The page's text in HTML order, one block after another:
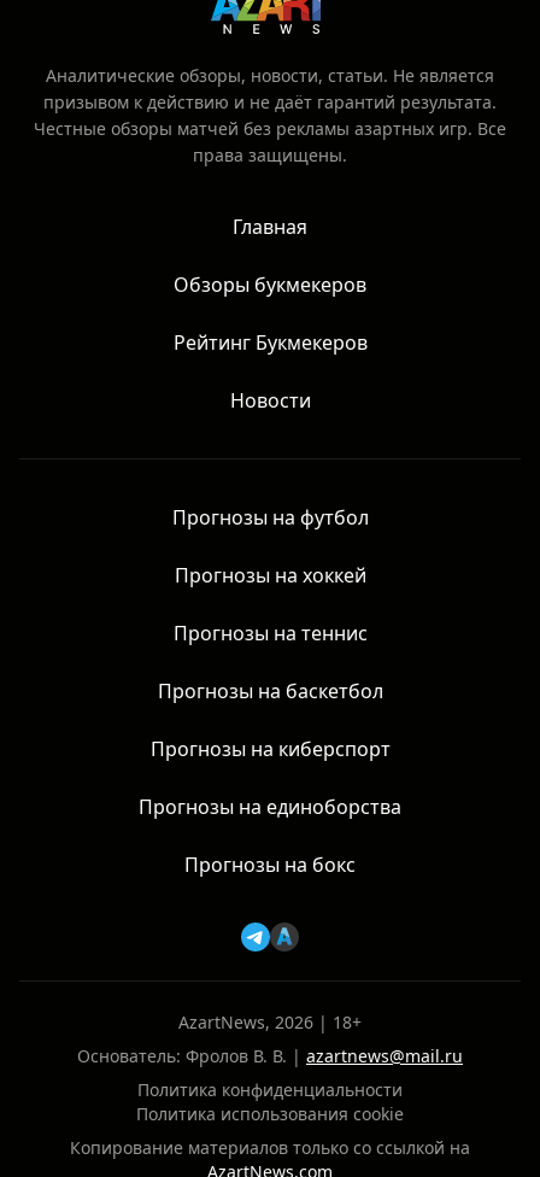
Аналитические обзоры, новости, статьи. Не является
призывом к действию и не даёт гарантий результата.
Честные обзоры матчей без рекламы азартных игр. Все
права защищены.
Главная
Обзоры букмекеров
Рейтинг Букмекеров
Новости
Прогнозы на футбол
Прогнозы на хоккей
Прогнозы на теннис
Прогнозы на баскетбол
Прогнозы на киберспорт
Прогнозы на единоборства
Прогнозы на бокс
AzartNews, 2026 | 18+
Основатель: Фролов В. В. | azartnews@mail.ru
Политика конфиденциальности
Политика использования cookie
Копирование материалов только со ссылкой на
AzartNews.com